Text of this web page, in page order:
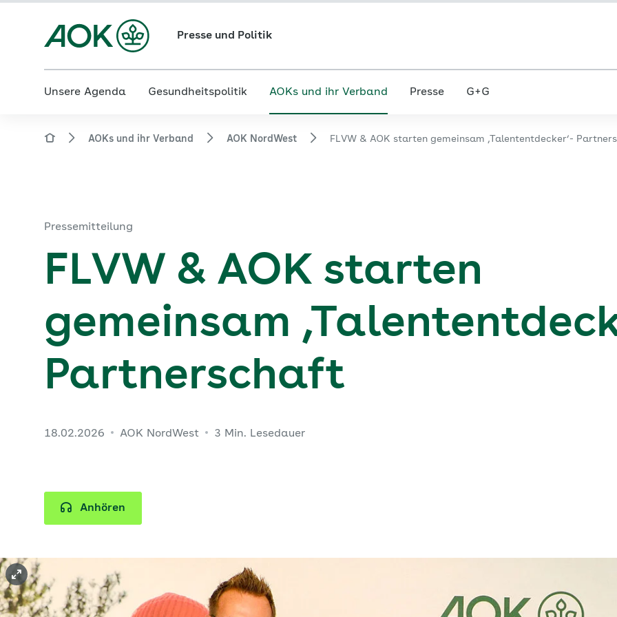
Presse und Politik
Unsere Agenda Gesundheitspolitik AOKs und ihr Verband Presse G+G
AOKs und ihr Verband AOK NordWest FLVW & AOK starten gemeinsam ‚Talententdecker‘-
Pressemitteilung
FLVW & AOK starten
gemeinsam
Partnerschaft
18.02.2026 AOK NordWest 3 Min. Lesedauer
Anhören